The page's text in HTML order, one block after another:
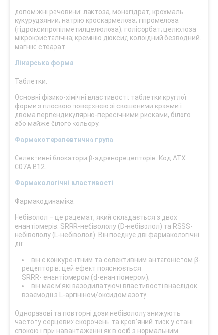
допоміжні речовини: лактоза, моногідрат; крохмаль
кукурудзяний; натрію кроскармелоза; гіпромелоза
(гідроксипропілметилцелюлоза); полісорбат; целюлоза
мікрокристалічна; кремнію діоксид колоїдний безводний;
магнію стеарат.
Лікарська форма
Таблетки.
Основні фізико-хімічні властивості: таблетки круглої
форми з плоскою поверхнею зі скошеними краями і
двома перпендикулярно-пересічними рисками, білого
або майже білого кольору.
Фармакотерапевтична група
Селективні блокатори β-адренорецепторів. Код АТХ
С07А В12.
Фармакологічні властивості
Фармакодинаміка.
Небіволол – це рацемат, який складається з двох
енантіомерів: SRRR-небівололу (D-небіволол) та RSSS-
небівололу (L-небіволол). Він поєднує дві фармакологічні
дії:
він є конкурентним та селективним антагоністом β-
рецепторів: цей ефект пояснюється
SRRR- енантіомером (d-енантіомером);
він має м’які вазодилатуючі властивості внаслідок
взаємодії з L-аргініном/оксидом азоту.
Одноразові та повторні дози небівололу знижують
частоту серцевих скорочень та кров’яний тиск у стані
спокою і при навантаженні як в осіб з нормальним